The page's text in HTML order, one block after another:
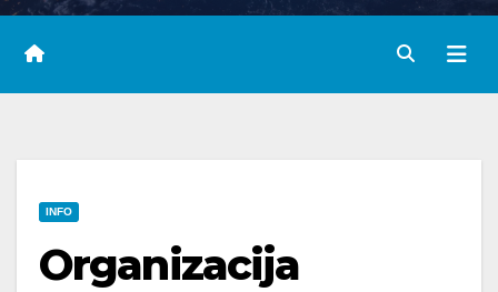
INFO
Organizacija